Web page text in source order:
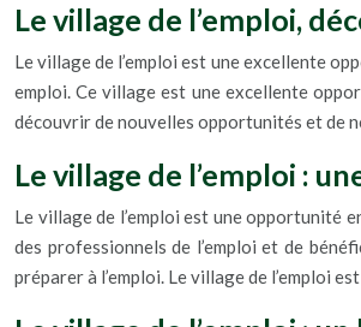
Le village de l’emploi,
Le village de l’emploi est une excellente
emploi. Ce village est une excellente
découvrir de nouvelles opportunités et de
Le village de l’emploi :
Le village de l’emploi est une opportunité
des professionnels de l’emploi et de
préparer à l’emploi. Le village de l’emploi